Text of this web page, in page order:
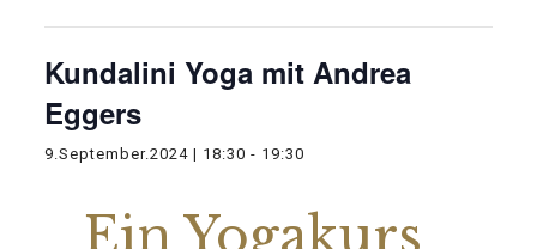
Kundalini Yoga mit Andrea
Eggers
9.September.2024 | 18:30 - 19:30
Ein Yogakurs